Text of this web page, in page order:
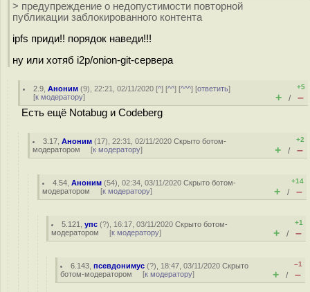
> предупреждение о недопустимости повторной
публикации заблокированного контента
ipfs приди!! порядок наведи!!!
ну или хотяб i2p/onion-git-сервера
2.9 ,Аноним (9), 22:21, 02/11/2020 [^] [^^] [^^^] [ответить]
[к модератору]
+5
+ / –
Есть ещё Notabug и Codeberg
3.17 ,Аноним (17), 22:31, 02/11/2020Скрыто ботом-
модератором [к модератору]
+2
+ / –
4.54 ,Аноним (54), 02:34, 03/11/2020Скрыто ботом-
модератором [к модератору]
+14
+ / –
5.121 ,упс (?), 16:17, 03/11/2020Скрыто ботом-
модератором [к модератору]
+1
+ / –
6.143 ,псевдонимус (?), 18:47, 03/11/2020Скрыто
ботом-модератором [к модератору]
–1
+ / –